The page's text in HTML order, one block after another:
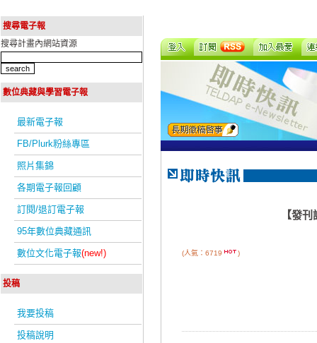
搜尋電子報
搜尋計畫內網站資源
數位典藏與學習電子報
最新電子報
FB/Plurk粉絲專區
照片集錦
各期電子報回顧
訂閱/退訂電子報
95年數位典藏通訊
數位文化電子報(new!)
投稿
我要投稿
投稿說明
【發
(人氣：6719 )